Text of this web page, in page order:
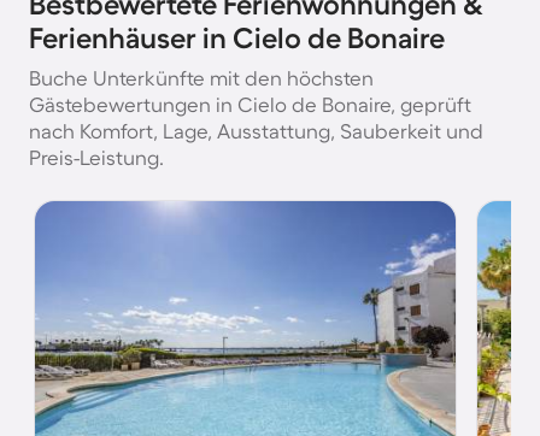
Ferienhäuser in Cielo de Bonaire
Buche Unterkünfte mit den höchsten
Gästebewertungen in Cielo de Bonaire, geprüft
nach Komfort, Lage, Ausstattung, Sauberkeit und
Preis-Leistung.